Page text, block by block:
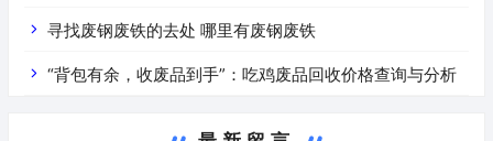
寻找废钢废铁的去处 哪里有废钢废铁
“背包有余，收废品到手”：吃鸡废品回收价格查询与分析